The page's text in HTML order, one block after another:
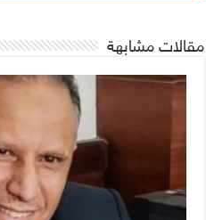
مقالات مشابهة